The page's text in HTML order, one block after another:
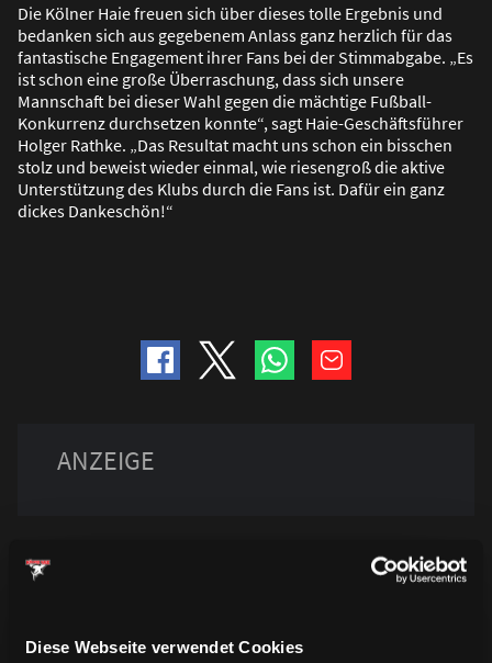
Diese Webseite verwendet Cookies
Die Kölner Haie freuen sich über dieses tolle Ergebnis und
bedanken sich aus gegebenem Anlass ganz herzlich für das
fantastische Engagement ihrer Fans bei der Stimmabgabe. „Es
ist schon eine große Überraschung, dass sich unsere
Mannschaft bei dieser Wahl gegen die mächtige Fußball-
Konkurrenz durchsetzen konnte“, sagt Haie-Geschäftsführer
Holger Rathke. „Das Resultat macht uns schon ein bisschen
stolz und beweist wieder einmal, wie riesengroßdie aktive
Unterstützung des Klubs durch die Fans ist. Dafür ein ganz
dickes Dankeschön!“